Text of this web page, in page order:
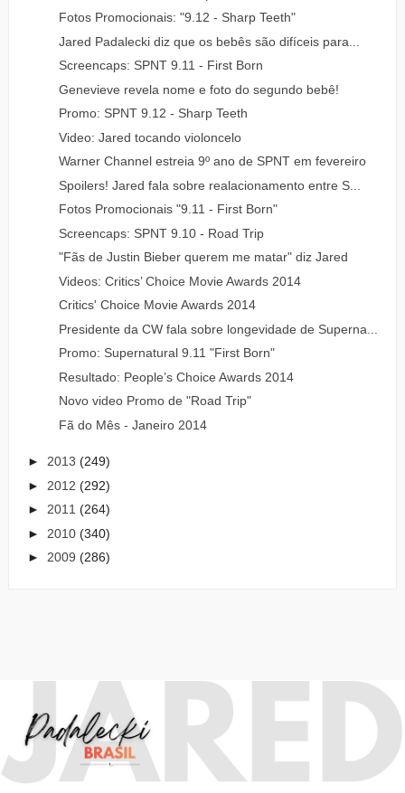
Fotos Promocionais: "9.12 - Sharp Teeth"
Jared Padalecki diz que os bebês são difíceis para...
Screencaps: SPNT 9.11 - First Born
Genevieve revela nome e foto do segundo bebê!
Promo: SPNT 9.12 - Sharp Teeth
Video: Jared tocando violoncelo
Warner Channel estreia 9º ano de SPNT em fevereiro
Spoilers! Jared fala sobre realacionamento entre S...
Fotos Promocionais "9.11 - First Born"
Screencaps: SPNT 9.10 - Road Trip
"Fãs de Justin Bieber querem me matar" diz Jared
Videos: Critics’ Choice Movie Awards 2014
Critics' Choice Movie Awards 2014
Presidente da CW fala sobre longevidade de Superna...
Promo: Supernatural 9.11 "First Born"
Resultado: People’s Choice Awards 2014
Novo video Promo de "Road Trip"
Fã do Mês - Janeiro 2014
► 2013 (249)
► 2012 (292)
► 2011 (264)
► 2010 (340)
► 2009 (286)